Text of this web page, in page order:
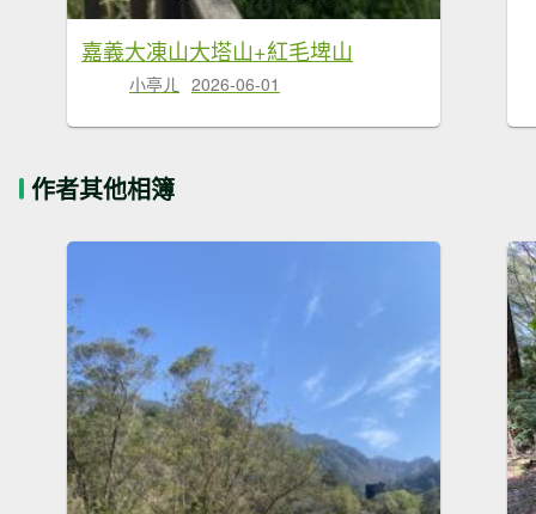
嘉義大凍山大塔山+紅毛埤山
小亭ㄦ 2026-06-01
作者其他相簿